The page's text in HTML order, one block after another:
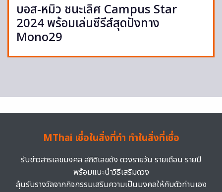
บอส-หมิว ชนะเลิศ Campus Star
2024 พร้อมเล่นซีรีส์สุดปังทาง
Mono29
MThai เชื่อในสิ่งที่ทำ ทำในสิ่งที่เชื่อ
รับข่าวสารเลขมงคล สถิติเลขดัง ดวงรายวัน รายเดือน รายปี
พร้อมแนะนำวิธีเสริมดวง
ลุ้นรับรางวัลจากกิจกรรมเสริมความเป็นมงคลให้กับตัวท่านเอง